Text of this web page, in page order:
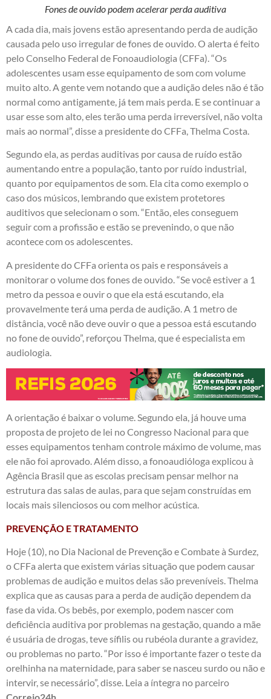
Fones de ouvido podem acelerar perda auditiva
A cada dia, mais jovens estão apresentando perda de audição
causada pelo uso irregular de fones de ouvido. O alerta é feito
pelo Conselho Federal de Fonoaudiologia (CFFa). “Os
adolescentes usam esse equipamento de som com volume
muito alto. A gente vem notando que a audição deles não é tão
normal como antigamente, já tem mais perda. E se continuar a
usar esse som alto, eles terão uma perda irreversível, não volta
mais ao normal”, disse a presidente do CFFa, Thelma Costa.
Segundo ela, as perdas auditivas por causa de ruído estão
aumentando entre a população, tanto por ruído industrial,
quanto por equipamentos de som. Ela cita como exemplo o
caso dos músicos, lembrando que existem protetores
auditivos que selecionam o som. “Então, eles conseguem
seguir com a profissão e estão se prevenindo, o que não
acontece com os adolescentes.
A presidente do CFFa orienta os pais e responsáveis a
monitorar o volume dos fones de ouvido. “Se você estiver a 1
metro da pessoa e ouvir o que ela está escutando, ela
provavelmente terá uma perda de audição. A 1 metro de
distância, você não deve ouvir o que a pessoa está escutando
no fone de ouvido”, reforçou Thelma, que é especialista em
audiologia.
A orientação é baixar o volume. Segundo ela, já houve uma
proposta de projeto de lei no Congresso Nacional para que
esses equipamentos tenham controle máximo de volume, mas
ele não foi aprovado. Além disso, a fonoaudióloga explicou à
Agência Brasil que as escolas precisam pensar melhor na
estrutura das salas de aulas, para que sejam construídas em
locais mais silenciosos ou com melhor acústica.
PREVENÇÃO E TRATAMENTO
Hoje (10), no Dia Nacional de Prevenção e Combate à Surdez,
o CFFa alerta que existem várias situação que podem causar
problemas de audição e muitos delas são preveníveis. Thelma
explica que as causas para a perda de audição dependem da
fase da vida. Os bebês, por exemplo, podem nascer com
deficiência auditiva por problemas na gestação, quando a mãe
é usuária de drogas, teve sífilis ou rubéola durante a gravidez,
ou problemas no parto. “Por isso é importante fazer o teste da
orelhinha na maternidade, para saber se nasceu surdo ou não e
intervir, se necessário”, disse. Leia a íntegra no parceiro